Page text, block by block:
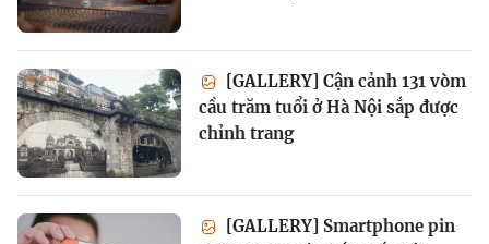
[GALLERY] Cận cảnh 131 vòm
cầu trăm tuổi ở Hà Nội sắp được
chỉnh trang
[GALLERY] Smartphone pin